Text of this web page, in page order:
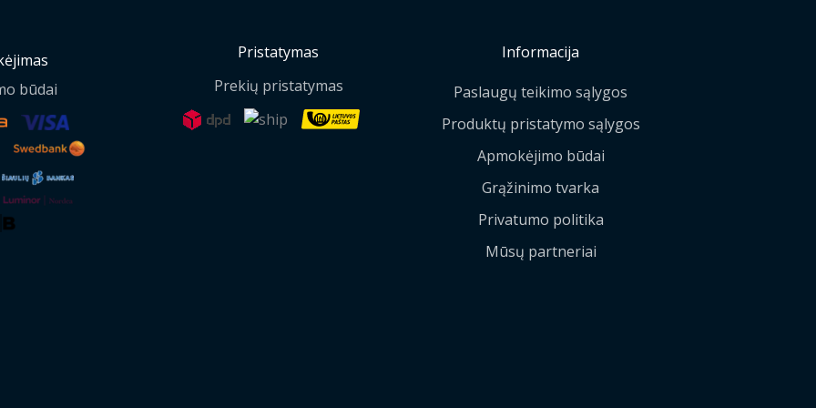
būdai
Pristatymas
Prekių pristatymas
Informacija
Paslaugų teikimo sąlygos
Produktų pristatymo sąlygos
Apmokėjimo būdai
Grąžinimo tvarka
Privatumo politika
Mūsų partneriai